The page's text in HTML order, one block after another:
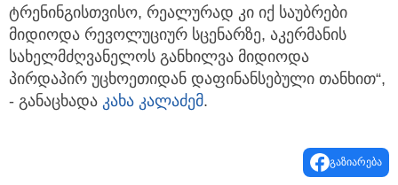
ტრენინგისთვისო, რეალურად კი იქ საუბრები
მიდიოდა რევოლუციურ სცენარზე, აკერმანის
სახელმძღვანელოს განხილვა მიდიოდა
პირდაპირ უცხოეთიდან დაფინანსებული თანხით“,
- განაცხადა კახა კალაძემ.
გაზიარება